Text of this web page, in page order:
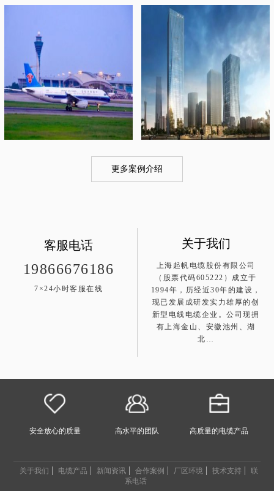
更多案例介绍
客服电话
19866676186
7×24小时客服在线
关于我们
上海起帆电缆股份有限公司
（股票代码605222）成立于
1994年，历经近30年的建设，
现已发展成研发实力雄厚的创
新型电线电缆企业。公司现拥
有上海金山、安徽池州、湖
北…
安全放心的质量 高水平的团队 高质量的电缆产品
关于我们 电缆产品 新闻资讯 合作案例 厂区环境 技术支持
联
系电话